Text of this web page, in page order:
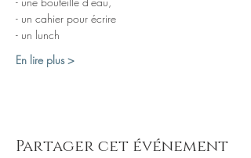
- un lunch
En lire plus >
Partager cet événement